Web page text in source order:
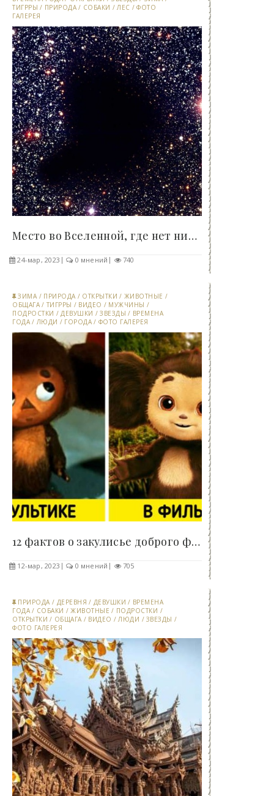
ТИГРРЫ / ПРИРОДА / СОБАКИ /ЛЕС /ФОТО
ГАЛЕРЕЯ
Место во Вселенной, где нет ничего - «Клуб -..
24-мар, 2023 0 мнений 740
ЗИМА / ПРИРОДА / ОТКРЫТКИ / ЖИВОТНЫЕ /
ОБЩАГА / ТИГРРЫ / ВИДЕО / МУЖЧИНЫ /
ПОДРОСТКИ /ДЕВУШКИ /ЗВЕЗДЫ / ВРЕМЕНА
ГОДА / ЛЮДИ / ГОРОДА / ФОТО ГАЛЕРЕЯ
12 фактов о закулисье доброго фильма о Чебурашке,..
12-мар, 2023 0 мнений 705
ПРИРОДА / ДЕРЕВНЯ / ДЕВУШКИ / ВРЕМЕНА
ГОДА / СОБАКИ /ЖИВОТНЫЕ / ПОДРОСТКИ /
ОТКРЫТКИ / ОБЩАГА / ВИДЕО / ЛЮДИ / ЗВЕЗДЫ /
ФОТО ГАЛЕРЕЯ